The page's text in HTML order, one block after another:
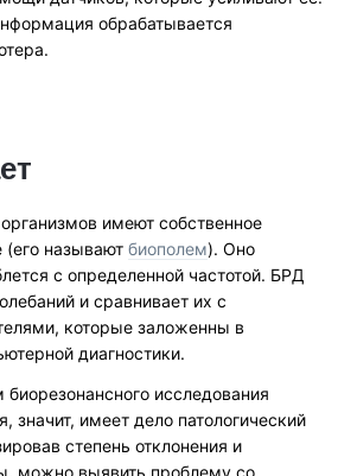
обрабатывается
имеют собственное
(его называют биополем). Оно
с определенной частотой. БРД
и сравнивает их с
которые заложенны в
диагностики.
биорезонансного исследования
значит, имеет дело патологический
степень отклонения и